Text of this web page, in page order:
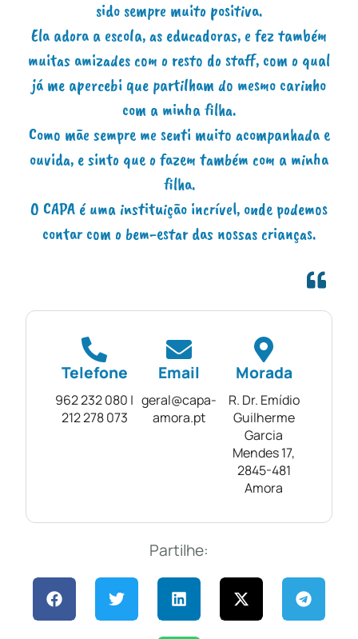
sido sempre muito positiva.
Ela adora a escola, as educadoras, e fez também
muitas amizades com o resto do staff, com o qual
já me apercebi que partilham do mesmo carinho
com a minha filha.
Como mãe sempre me senti muito acompanhada e
ouvida, e sinto que o fazem também com a minha
filha.
O CAPA é uma instituição incrível, onde podemos
contar com o bem-estar das nossas crianças.
Telefone
962 232 080 |
212 278 073
Email
geral@capa-
amora.pt
Morada
R. Dr. Emídio
Guilherme
Garcia
Mendes 17,
2845-481
Amora
Partilhe: